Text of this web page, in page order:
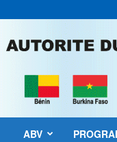
ABV